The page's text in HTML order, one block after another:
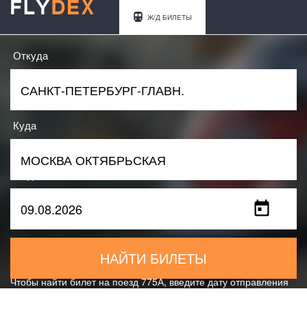
Ж/Д БИЛЕТЫ
Откуда
Куда
НАЙТИ БИЛЕТЫ
Чтобы найти билет на поезд 775А, введите дату отправления